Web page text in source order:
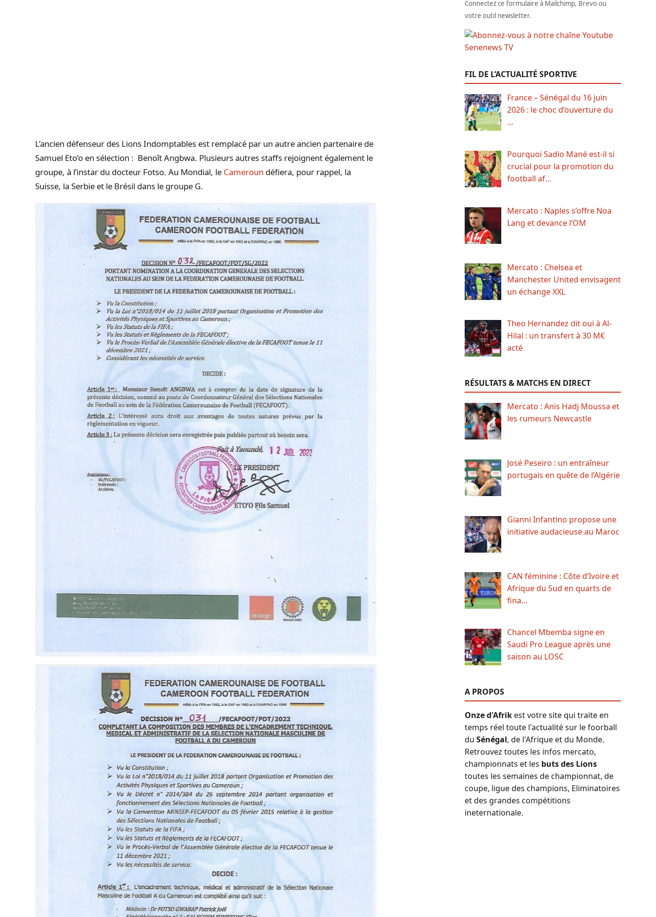
L’ancien défenseur des Lions Indomptables est remplacé par un autre ancien partenaire de
Samuel Eto’o en sélection : Benoît Angbwa. Plusieurs autres staffs rejoignent également le
groupe, à l’instar du docteur Fotso. Au Mondial, le Cameroun défiera, pour rappel, la
Suisse, la Serbie et le Brésil dans le groupe G.
Connectez ce formulaire à Mailchimp, Brevo ou
votre outil newsletter.
FIL DE L’ACTUALITÉ SPORTIVE
France – Sénégal du 16 juin
2026 : le choc d’ouverture du
…
Pourquoi Sadio Mané est-il si
crucial pour la promotion du
football af…
Mercato : Naples s’offre Noa
Lang et devance l’OM
Mercato : Chelsea et
Manchester United envisagent
un échange XXL
Theo Hernandez dit oui à Al-
Hilal : un transfert à 30 M€
acté
RÉSULTATS & MATCHS EN DIRECT
Mercato : Anis Hadj Moussa et
les rumeurs Newcastle
José Peseiro : un entraîneur
portugais en quête de l’Algérie
Gianni Infantino propose une
initiative audacieuse au Maroc
CAN féminine : Côte d’Ivoire et
Afrique du Sud en quarts de
fina…
Chancel Mbemba signe en
Saudi Pro League après une
saison au LOSC
A PROPOS
Onze d'Afrikest votre site qui traite en
temps réel toute l'actualité sur le foorball
du Sénégal, de l'Afrique et du Monde.
Retrouvez toutes les infos mercato,
championnats et les buts des Lions
toutes les semaines de championnat, de
coupe, ligue des champions, Eliminatoires
et des grandes compétitions
ineternationale.